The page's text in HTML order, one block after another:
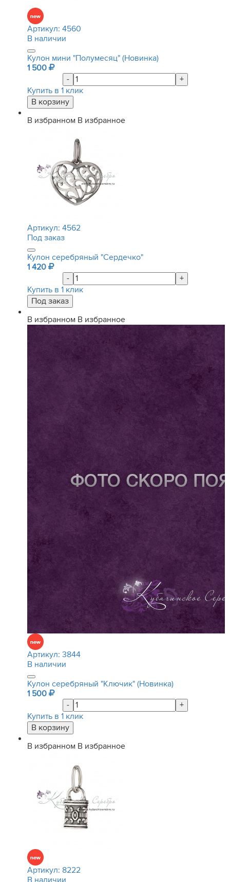
Артикул: 4560
В наличии
Кулон мини "Полумесяц" (Новинка)
1 500
-
+
Купить в 1 клик
В избранном В избранное
Артикул: 4562
Под заказ
Кулон серебряный "Сердечко"
1 420
-
+
Купить в 1 клик
В избранном В избранное
Артикул: 3844
В наличии
Кулон серебряный "Ключик" (Новинка)
1 500
-
+
Купить в 1 клик
В избранном В избранное
Артикул: 8222
В наличии